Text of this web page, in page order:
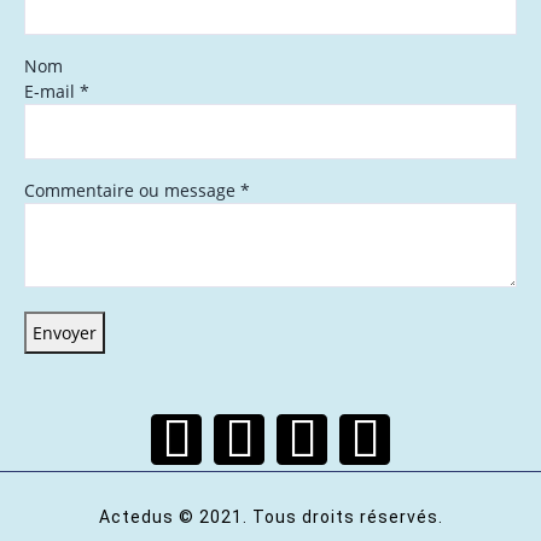
Nom
E-mail *
Commentaire ou message *
Envoyer
Actedus © 2021. Tous droits réservés.